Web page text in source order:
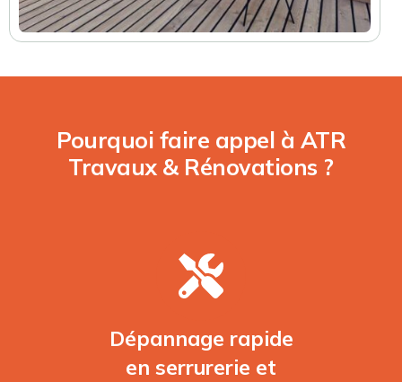
Pourquoi faire appel à ATR
Travaux & Rénovations ?
Dépannage rapide
en serrurerie et